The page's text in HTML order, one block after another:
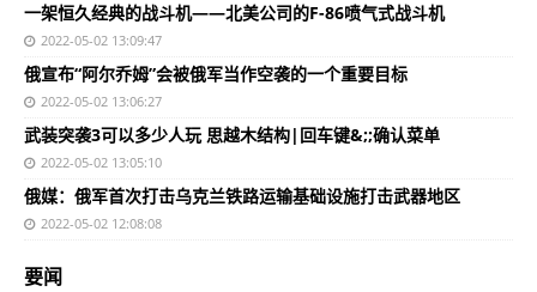
一架恒久经典的战斗机——北美公司的F-86喷气式战斗机
2022-05-02 13:09:47
俄宣布“阿尔乔姆”会被俄军当作空袭的一个重要目标
2022-05-02 13:06:27
武装突袭3可以多少人玩 思越木结构|回车键&;;确认菜单
2022-05-02 13:05:10
俄媒：俄军首次打击乌克兰铁路运输基础设施打击武器地区
2022-05-02 12:08:08
要闻